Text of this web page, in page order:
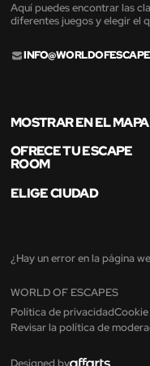
Aquí puedes encontrar las
diferentes juegos y elegir el
MOSTRAR EN EL MAPA
OFRECE TU ESCAPE
ROOM
ELIGE CIUDAD
¿Hay un error en la página
WORLD OF ESCAPES
Política de privacidad
Revisar la política de
Designed by